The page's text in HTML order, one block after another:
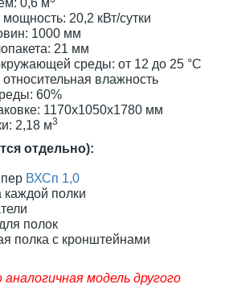
0,6 м
20,2 кВт/сутки
1000 мм
21 мм
среды: от 12 до 25 °С
влажность
60%
1170х1050х1780 мм
2,18 м3
отдельно):
ВХСп 1,0
каждой полки
полок
полка с кронштейнами
модель другого